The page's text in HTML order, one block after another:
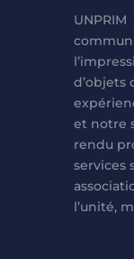
d’objets
et notre
rendu
services
l’unité,